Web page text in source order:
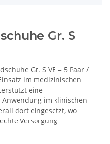
Gr. S
Gr. S VE = 5 Paar /
im medizinischen
eine
im klinischen
dort eingesetzt, wo
Versorgung